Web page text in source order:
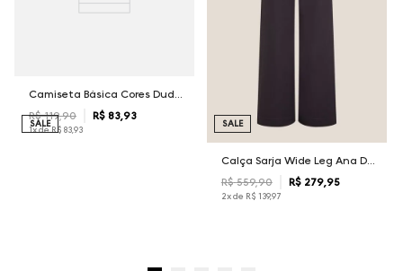
Camiseta Básica Cores Dudalina Masculina
R$ 119,90 R$ 83,93
1x deR$ 83,93
SALE
Calça Sarja Wide Leg Ana Dudalina Feminina
R$ 559,90 R$ 279, 95
2x de R$ 139,97
SALE